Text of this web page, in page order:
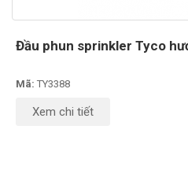
Đầu phun sprinkler Tyco
Mã: TY3388
Xem chi tiết